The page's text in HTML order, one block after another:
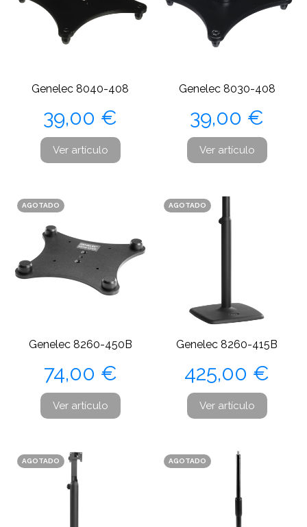
Genelec 8040-408
Precio
39,00 €
Ver artículo
Genelec 8030-408
Precio
39,00 €
Ver artículo
AGOTADO
Genelec 8260-450B
Precio
74,00 €
Ver artículo
AGOTADO
Genelec 8260-415B
Precio
425,00 €
Ver artículo
AGOTADO AGOTADO